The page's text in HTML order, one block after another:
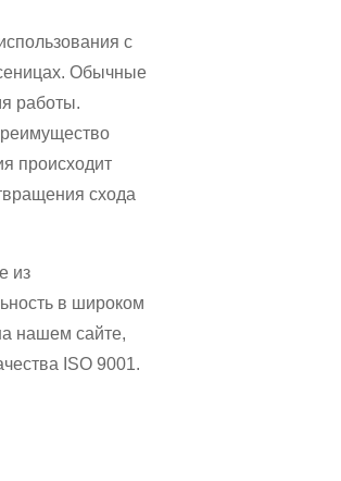
с
Обычные
работы.
происходит
схода
из
в широком
нашем сайте,
ISO 9001.